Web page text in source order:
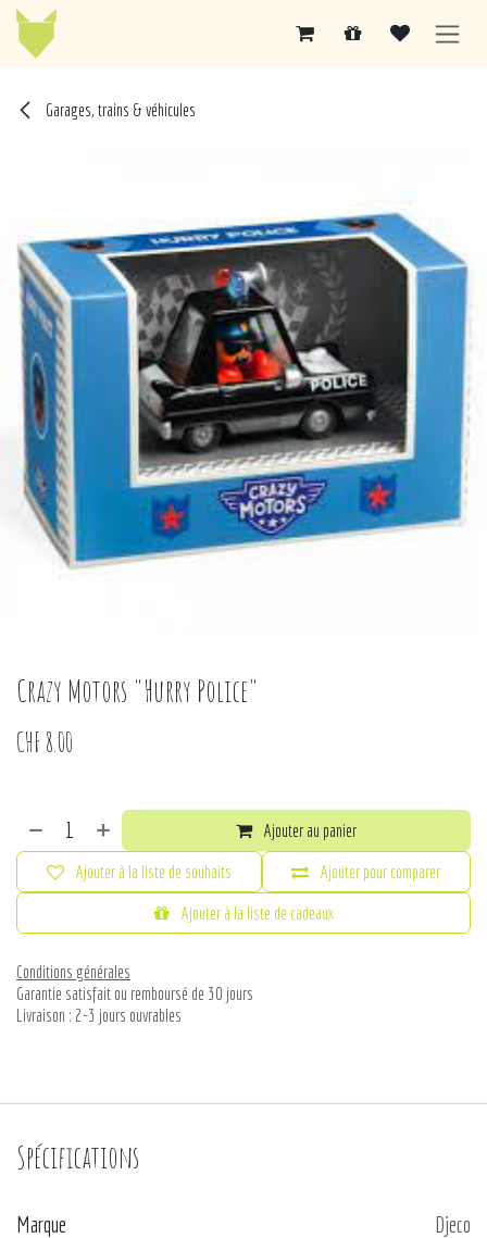
Se rendre au contenu
Garages, trains & véhicules
Crazy Motors "Hurry Police"
CHF 8.00
Ajouter au panier
Ajouter pour comparer
Ajouter à la liste de cadeaux
Ajouter à la liste de souhaits
Conditions générales
Garantie satisfait ou remboursé de 30 jours
Livraison : 2-3 jours ouvrables
Spécifications
Marque Djeco